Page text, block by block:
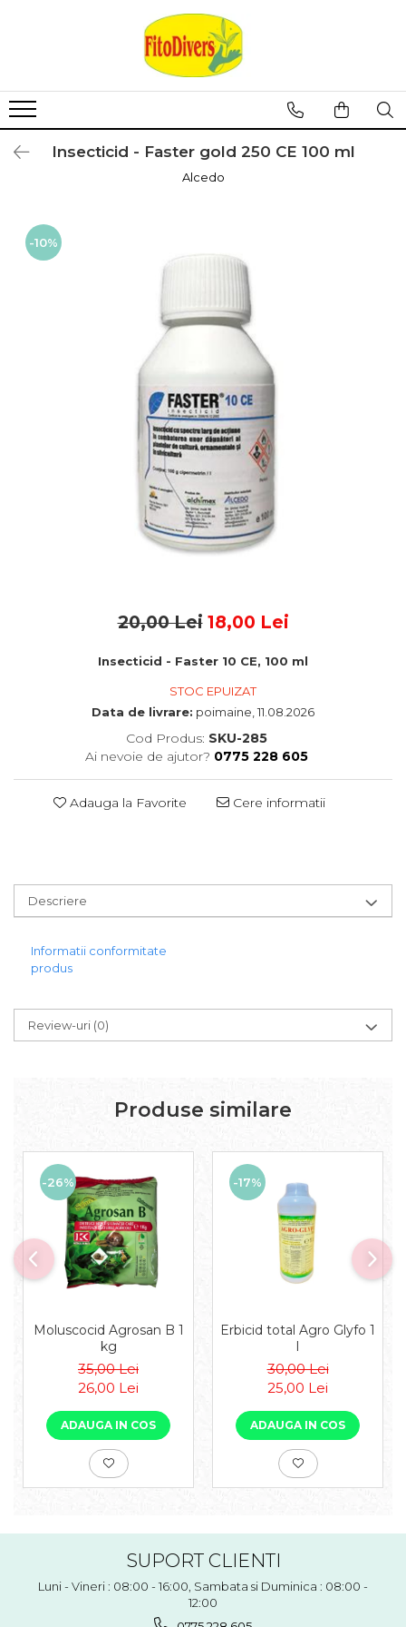
Insecticid - Faster gold 250 CE 100 ml
Alcedo
-10%
20,00 Lei 18,00 Lei
Insecticid - Faster 10 CE, 100 ml
STOC EPUIZAT
Data de livrare: poimaine, 11.08.2026
Cod Produs: SKU-285
Ai nevoie de ajutor? 0775 228 605
Adauga la Favorite Cere informatii
Descriere
Informatii conformitate
produs
Review-uri (0)
Produse similare
-26%
Moluscocid Agrosan B 1
kg
35,00 Lei
26,00 Lei
ADAUGA IN COS
-17%
Erbicid total Agro Glyfo 1
l
30,00 Lei
25,00 Lei
ADAUGA IN COS
SUPORT CLIENTI
Luni - Vineri : 08:00 - 16:00, Sambata si Duminica : 08:00 -
12:00